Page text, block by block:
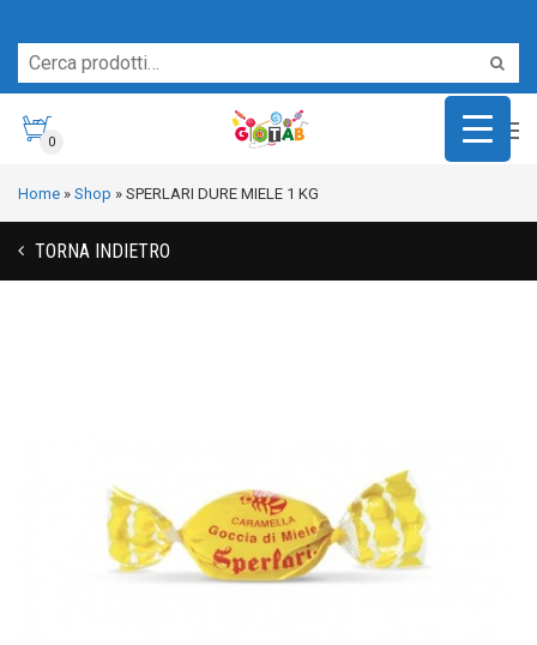
0
Home » Shop » SPERLARI DURE MIELE 1 KG
TORNA INDIETRO